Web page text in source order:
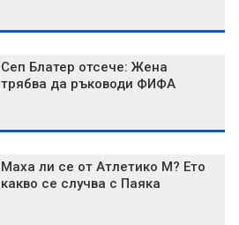
Сеп Блатер отсече: Жена
трябва да ръководи ФИФА
Маха ли се от Атлетико М? Ето
какво се случва с Паяка